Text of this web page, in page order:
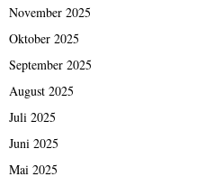
November 2025
Oktober 2025
September 2025
August 2025
Juli 2025
Juni 2025
Mai 2025